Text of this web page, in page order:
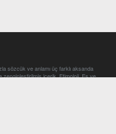
sözcük ve anlamı üç farklı aksanda
zenginleştirilmiş içerik. Etimoloji, Eş ve